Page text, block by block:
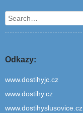
Search
Odkazy:
www.dostihyjc.cz
www.dostihy.cz
www.dostihyslusovice.cz